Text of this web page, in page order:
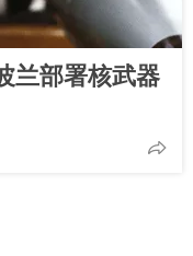
兰部署核武器